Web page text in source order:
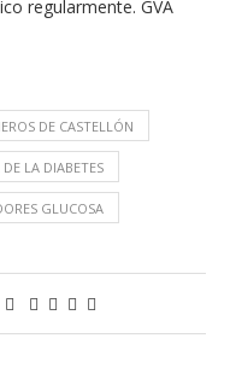
regularmente. GVA
DE CASTELLÓN
LA DIABETES
GLUCOSA